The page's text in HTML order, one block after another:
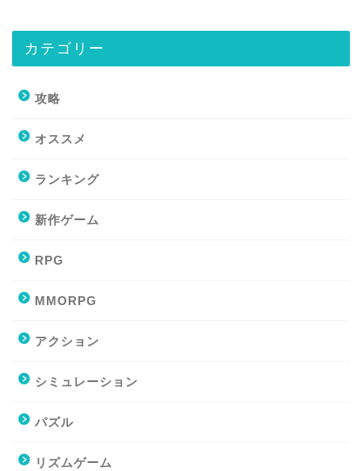
カテゴリー
攻略
オススメ
ランキング
新作ゲーム
RPG
MMORPG
アクション
シミュレーション
パズル
リズムゲーム